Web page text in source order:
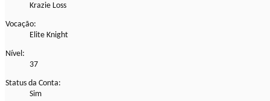
Krazie Loss
Vocação:
Elite Knight
Nível:
37
Status da Conta:
Sim